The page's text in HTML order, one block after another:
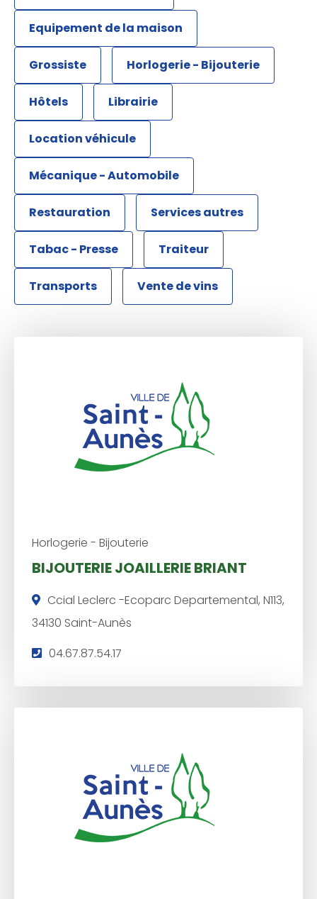
Equipement de la maison
Grossiste Horlogerie - Bijouterie
Hôtels Librairie
Location véhicule
Mécanique - Automobile
Restauration Services autres
Tabac - Presse Traiteur
Transports Vente de vins
Horlogerie - Bijouterie
BIJOUTERIE JOAILLERIE BRIANT
Ccial Leclerc -Ecoparc Departemental, N113,
34130 Saint-Aunès
T
04.67.87.54.17